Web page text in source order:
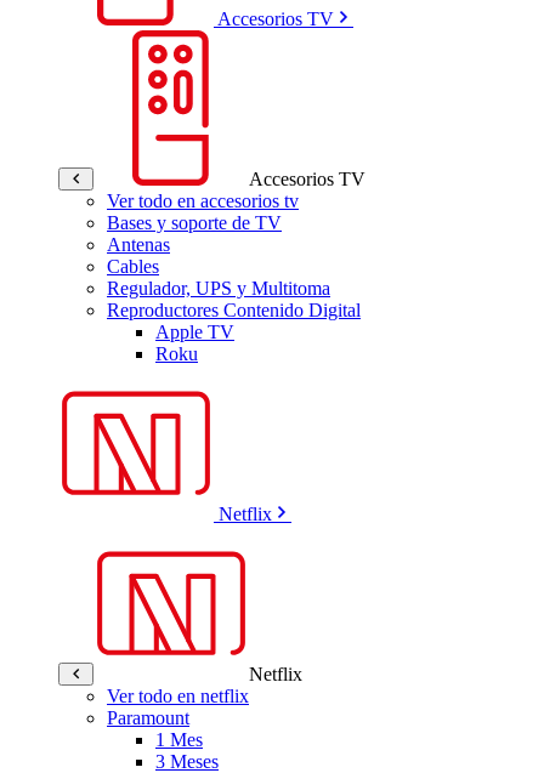
Accesorios TV
Accesorios TV
Ver todo en accesorios tv
Bases y soporte de TV
Antenas
Cables
Regulador, UPS y Multitoma
Reproductores Contenido Digital
Apple TV
Roku
Netflix
Netflix
Ver todo en netflix
Paramount
1 Mes
3 Meses